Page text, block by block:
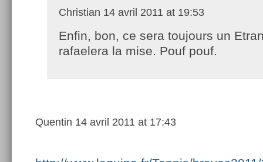
Christian 14 avril 2011 at 19:53
Enfin, bon, ce sera toujours un
rafaelera la mise. Pouf pouf.
Quentin 14 avril 2011 at 17:43